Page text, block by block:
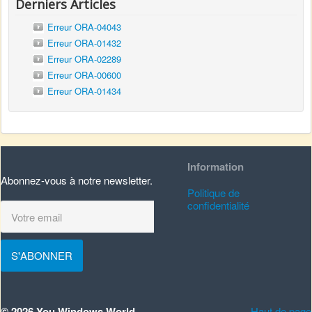
Derniers Articles
Erreur ORA-04043
Erreur ORA-01432
Erreur ORA-02289
Erreur ORA-00600
Erreur ORA-01434
Abonnez-vous à notre newsletter.
S'ABONNER
Information
Politique de
confidentialité